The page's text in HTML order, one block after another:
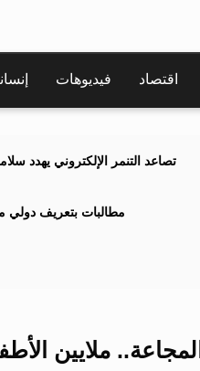
اقتصاد فيديوهات
تصاعد التنمر الإلكتروني يهدد
مطالبات بتعريف دولي
ملايين